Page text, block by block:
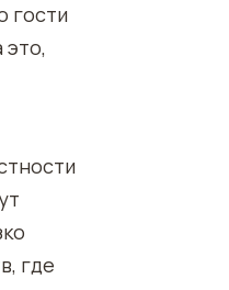
гости
где